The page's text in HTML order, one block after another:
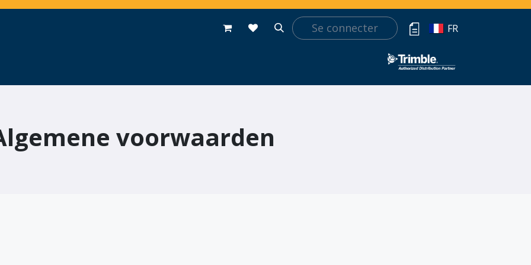
Actualités Contact Se connecter FR
voorwaarden